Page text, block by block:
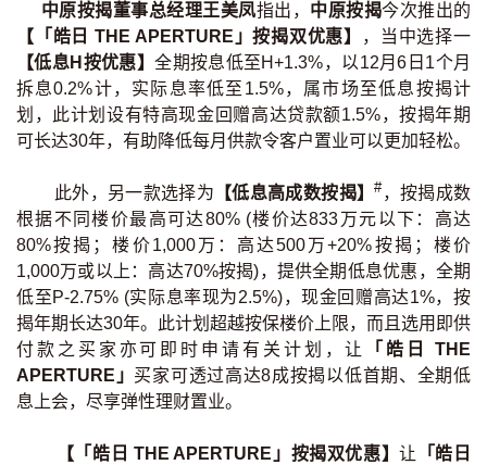
中原按揭董事总经理王美凤指出， 中原按揭今次推出的
【「皓日 THE APERTURE」按揭双优惠】
，当中选择一
【低息H按优惠】全期按息低至H+1.3%，以12月6日1个月
拆息0.2%计，实际息率低至1.5%，属市场至低息按揭计
划，此计划设有特高现金回赠高达贷款额1.5%，按揭年期
可长达30年，有助降低每月供款令客户置业可以更加轻松。
此外，另一款选择为 【低息高成数按揭】#，按揭成数
根据不同楼价最高可达80% (楼价达833万元以下：高达
80%按揭；楼价1,000万：高达500万+20%按揭；楼价
1,000万或以上：高达70%按揭)，提供全期低息优惠，全期
低至P-2.75% (实际息率现为2.5%)，现金回赠高达1%，按
揭年期长达30年。此计划超越按保楼价上限，而且选用即供
付款之买家亦可即时申请有关计划，让
「皓日 THE
APERTURE」 买家可透过高达8成按揭以低首期、全期低
息上会，尽享弹性理财置业。
【「皓日 THE APERTURE」按揭双优惠】让
「皓日